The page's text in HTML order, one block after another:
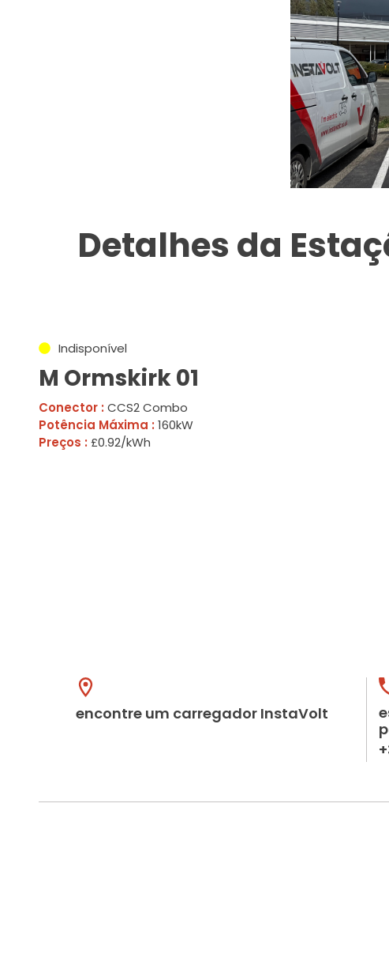
Detalhes da
Indisponível
M Ormskirk 01
Conector : CCS2 Combo
Potência Máxima : 160kW
Preços : £0.92/kWh
encontre um carregador InstaVolt